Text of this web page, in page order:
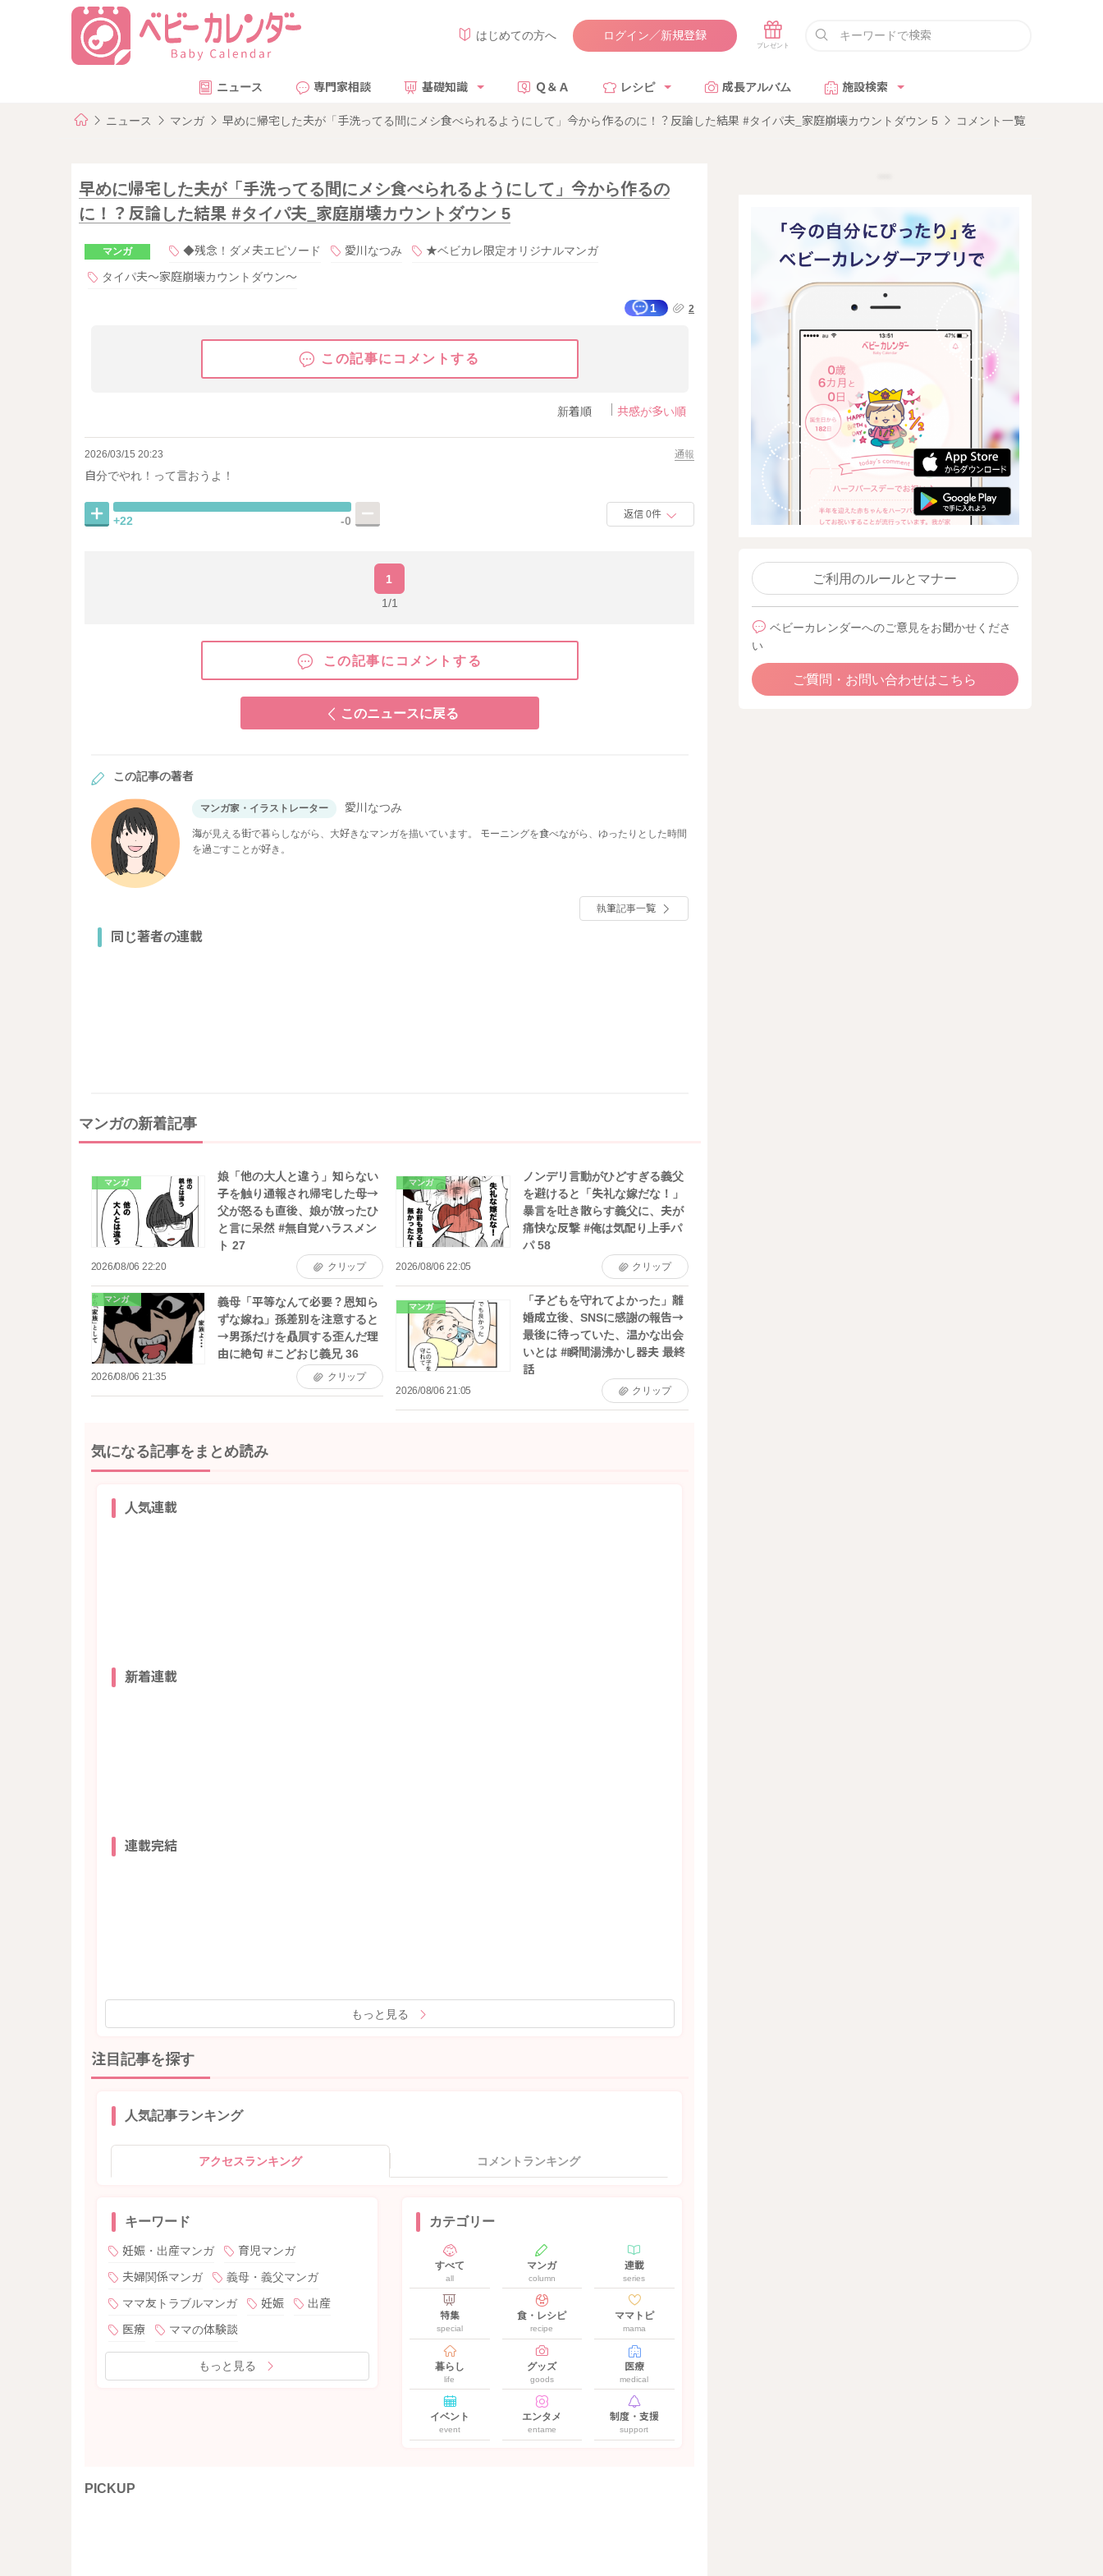
はじめての方へ ログイン／新規登録
ニュース 専門家相談 基礎知識 Ｑ＆Ａ レシピ 成長アルバム 施設検索
ニュース マンガ 早めに帰宅した夫が「手洗ってる間にメシ食べられるようにして」今から作るのに！？反論した結果 #タイパ夫_家庭崩壊カウントダウン 5 コメント一覧
早めに帰宅した夫が「手洗ってる間にメシ食べられるようにして」今から作るの
に！？反論した結果 #タイパ夫_家庭崩壊カウントダウン 5
マンガ ◆残念！ダメ夫エピソード 愛川なつみ
★ベビカレ限定オリジナルマンガ
タイパ夫〜家庭崩壊カウントダウン〜
1 2
この記事にコメントする
新着順 共感が多い順
2026/03/15 20:23 通報
自分でやれ！って言おうよ！
+22 -0
返信 0件
1
1/1
この記事にコメントする
このニュースに戻る
この記事の著者
マンガ家・イラストレーター 愛川なつみ
海が見える街で暮らしながら、大好きなマンガを描いています。 モーニングを食べながら、ゆったりとした時間
を過ごすことが好き。
執筆記事一覧
同じ著者の連載
マンガの新着記事
マンガ
娘「他の大人と違う」知らない
子を触り通報され帰宅した母→
父が怒るも直後、娘が放ったひ
と言に呆然 #無自覚ハラスメン
ト 27
2026/08/06 22:20 クリップ
マンガ
ノンデリ言動がひどすぎる義父
を避けると「失礼な嫁だな！」
暴言を吐き散らす義父に、夫が
痛快な反撃 #俺は気配り上手パ
パ 58
2026/08/06 22:05 クリップ
マンガ
義母「平等なんて必要？恩知ら
ずな嫁ね」孫差別を注意すると
→男孫だけを贔屓する歪んだ理
由に絶句 #こどおじ義兄 36
2026/08/06 21:35 クリップ
マンガ
「子どもを守れてよかった」離
婚成立後、SNSに感謝の報告→
最後に待っていた、温かな出会
いとは #瞬間湯沸かし器夫 最終
話
2026/08/06 21:05 クリップ
気になる記事をまとめ読み
人気連載
新着連載
連載完結
もっと見る
注目記事を探す
人気記事ランキング
アクセスランキング コメントランキング
キーワード
妊娠・出産マンガ
育児マンガ
夫婦関係マンガ
義母・義父マンガ
ママ友トラブルマンガ
妊娠
出産
医療
ママの体験談
もっと見る
カテゴリー
すべて
all
マンガ
column
連載
series
特集
special
食・レシピ
recipe
ママトピ
mama
暮らし
life
グッズ
goods
医療
medical
イベント
event
エンタメ
entame
制度・支援
support
PICKUP
ご利用のルールとマナー
ベビーカレンダーへのご意見をお聞かせくださ
い
ご質問・お問い合わせはこちら